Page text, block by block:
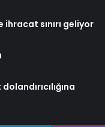
ihracat sınırı geliyor